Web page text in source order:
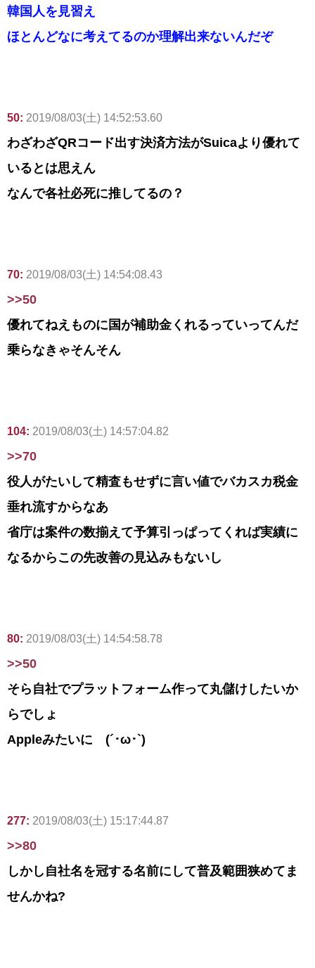
韓国人を見習え
ほとんどなに考えてるのか理解出来ないんだぞ
50: 2019/08/03(土) 14:52:53.60
わざわざQRコード出す決済方法がSuicaより優れて
いるとは思えん
なんで各社必死に推してるの？
70: 2019/08/03(土) 14:54:08.43
>>50
優れてねえものに国が補助金くれるっていってんだ
乗らなきゃそんそん
104: 2019/08/03(土) 14:57:04.82
>>70
役人がたいして精査もせずに言い値でバカスカ税金
垂れ流すからなあ
省庁は案件の数揃えて予算引っぱってくれば実績に
なるからこの先改善の見込みもないし
80: 2019/08/03(土) 14:54:58.78
>>50
そら自社でプラットフォーム作って丸儲けしたいか
らでしょ
Appleみたいに (´･ω･`)
277: 2019/08/03(土) 15:17:44.87
>>80
しかし自社名を冠する名前にして普及範囲狭めてま
せんかね?